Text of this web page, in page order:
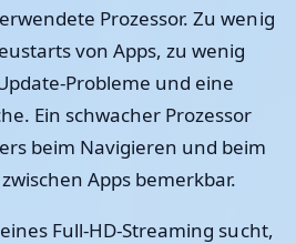
Prozessor. Zu wenig
von Apps, zu wenig
Probleme und eine
Ein schwacher Prozessor
beim Navigieren und beim
Apps bemerkbar.
Full-HD-Streaming sucht,